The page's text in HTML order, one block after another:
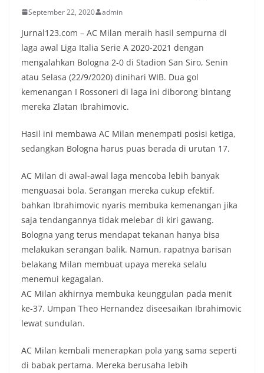
September 22, 2020 admin
Jurnal123.com – AC Milan meraih hasil sempurna di
laga awal Liga Italia Serie A 2020-2021 dengan
mengalahkan Bologna 2-0 di Stadion San Siro, Senin
atau Selasa (22/9/2020) dinihari WIB. Dua gol
kemenangan I Rossoneri di laga ini diborong bintang
mereka Zlatan Ibrahimovic.
Hasil ini membawa AC Milan menempati posisi ketiga,
sedangkan Bologna harus puas berada di urutan 17.
AC Milan di awal-awal laga mencoba lebih banyak
menguasai bola. Serangan mereka cukup efektif,
bahkan Ibrahimovic nyaris membuka kemenangan jika
saja tendangannya tidak melebar di kiri gawang.
Bologna yang terus mendapat tekanan hanya bisa
melakukan serangan balik. Namun, rapatnya barisan
belakang Milan membuat upaya mereka selalu
menemui kegagalan.
AC Milan akhirnya membuka keunggulan pada menit
ke-37. Umpan Theo Hernandez diseesaikan Ibrahimovic
lewat sundulan.
AC Milan kembali menerapkan pola yang sama seperti
di babak pertama. Mereka berusaha lebih